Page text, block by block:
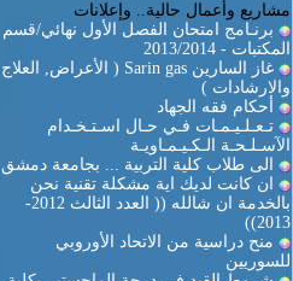
مشاريع وأعمال حالية.. وإعلانات
برنـامج امتحان الفصل الأول نهائي/قسم
المكتبات - 2013/2014
غاز السارين Sarin gas ( الأعراض, العلاج
والارشادات )
أحكام فقه الجهاد
تـعـلـيـمـات فـي حـال اسـتـخـدام
الآسـلـحـة الـكـيـمـاويـة
الى طلاب كلية التربية ... بجامعة دمشق
ان كانت لديك اية مشكلة تقنية نحن
بالخدمة ان شالله (( العدد الثالث 2012-
2013))
منح دراسية من الاتحاد الأوروبي
للسوريين